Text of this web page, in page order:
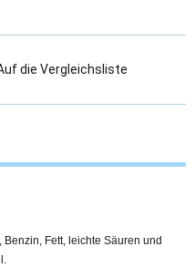
die Vergleichsliste
Fett, leichte Säuren und